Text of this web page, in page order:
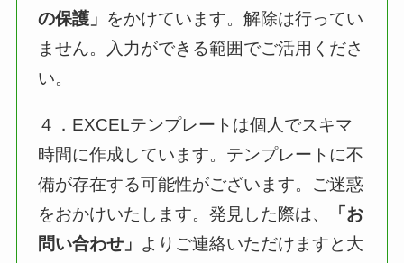
の保護」 をかけています。解除は行ってい
ません。入力ができる範囲でご活用くださ
い。
４．EXCELテンプレートは個人でスキマ
時間に作成しています。テンプレートに不
備が存在する可能性がございます。ご迷惑
をおかけいたします。発見した際は、
「お
問い合わせ」 よりご連絡いただけますと大